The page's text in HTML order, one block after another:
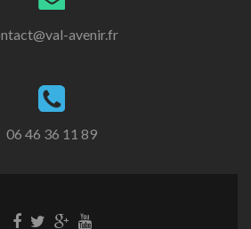
avenir.fr
06 46 36 11 89